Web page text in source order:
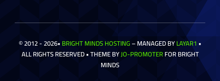
© 2012 - 2026• BRIGHT MINDS HOSTING– MANAGED BYLAYAR1 •
ALL RIGHTS RESERVED • THEME BYJO-PROMOTERFOR BRIGHT
MINDS